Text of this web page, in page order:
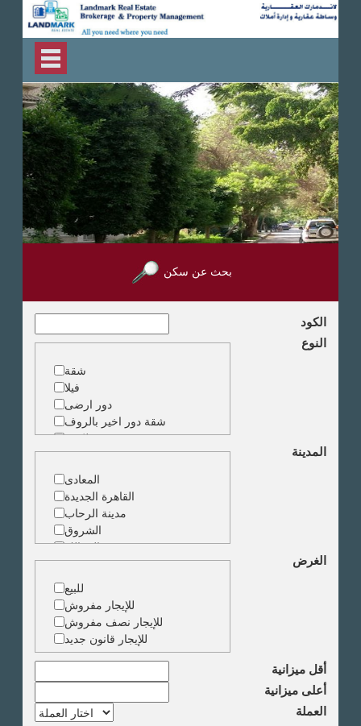
بحث عن سكن
الكود
النوع
شقة
فيلا
دور ارضى
شقة دور اخير بالروف
شقة دوبلكس
شقة حجرة واحدة
ارض
مبنى
المدينة
المعادى
القاهرة الجديدة
مدينة الرحاب
الشروق
الزمالك
جاردن سيتى
دقى
المهندسين
الجيزة
العجوزة
وسط البلد
مصر الجديدة
مدينة نصر
السادس من اكتوبر
الشيخ زايد
الغرض
للبيع
للإيجار مفروش
للإيجار نصف مفروش
للإيجار قانون جديد
أقل ميزانية
أعلى ميزانية
العملة